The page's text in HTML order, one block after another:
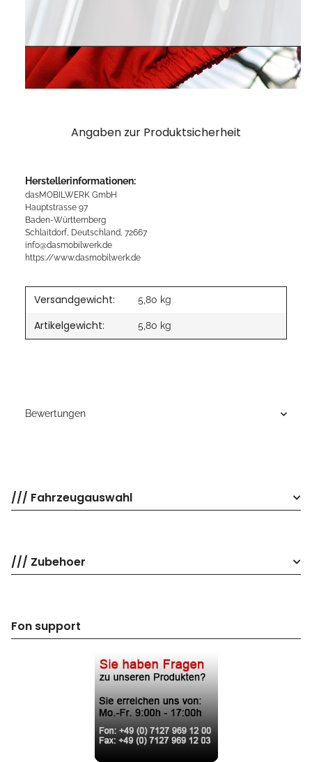
Angaben zur Produktsicherheit
Herstellerinformationen:
dasMOBILWERK GmbH
Hauptstrasse 97
Baden-Württemberg
Schlaitdorf, Deutschland, 72667
info@dasmobilwerk.de
https://www.dasmobilwerk.de
Versandgewicht: 5,80 kg
Artikelgewicht: 5,80 kg
Bewertungen
/// Fahrzeugauswahl
/// Zubehoer
Fon support